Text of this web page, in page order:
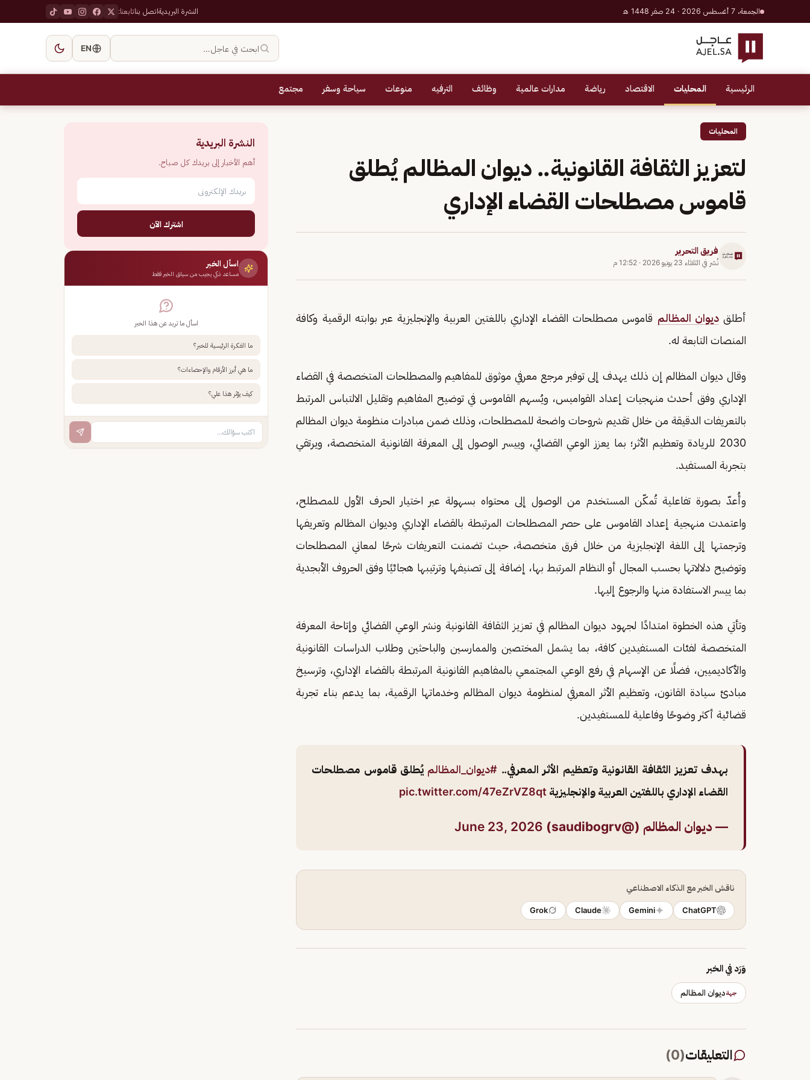
الجمعة، 7 أغسطس 2026 · 24 صفر 1448 هـ النشرة البريديةاتصل بناتابعنا:
ابحث في عاجل… EN
الرئيسية المحليات الاقتصاد رياضة مدارات عالمية وظائف الترفيه منوعات سياحة وسفر مجتمع
المحليات
لتعزيز الثقافة القانونية.. ديوان المظالم يُطلق
قاموس مصطلحات القضاء الإداري
فريق التحرير
نُشر في الثلاثاء 23 يونيو 2026 · 12:52 م
أطلقديوان المظالم قاموس مصطلحات القضاء الإداري باللغتين العربية والإنجليزية عبر بوابته الرقمية وكافة
المنصات التابعة له.
وقال ديوان المظالم إن ذلك يهدف إلى توفير مرجع معرفي موثوق للمفاهيم والمصطلحات المتخصصة في القضاء
الإداري وفق أحدث منهجيات إعداد القواميس، ويُسهم القاموس في توضيح المفاهيم وتقليل الالتباس المرتبط
بالتعريفات الدقيقة من خلال تقديم شروحات واضحة للمصطلحات، وذلك ضمن مبادرات منظومة ديوان المظالم
2030 للريادة وتعظيم الأثر؛ بما يعزز الوعي القضائي، وييسر الوصول إلى المعرفة القانونية المتخصصة، ويرتقي
بتجربة المستفيد.
وأُعدّ بصورة تفاعلية تُمكّن المستخدم من الوصول إلى محتواه بسهولة عبر اختيار الحرف الأول للمصطلح،
واعتمدت منهجية إعداد القاموس على حصر المصطلحات المرتبطة بالقضاء الإداري وديوان المظالم وتعريفها
وترجمتها إلى اللغة الإنجليزية من خلال فرق متخصصة، حيث تضمنت التعريفات شرحًا لمعاني المصطلحات
وتوضيح دلالاتها بحسب المجال أو النظام المرتبط بها، إضافة إلى تصنيفها وترتيبها هجائيًا وفق الحروف الأبجدية
بما ييسر الاستفادة منها والرجوع إليها.
وتأتي هذه الخطوة امتدادًا لجهود ديوان المظالم في تعزيز الثقافة القانونية ونشر الوعي القضائي وإتاحة المعرفة
المتخصصة لفئات المستفيدين كافة، بما يشمل المختصين والممارسين والباحثين وطلاب الدراسات القانونية
والأكاديميين، فضلًا عن الإسهام في رفع الوعي المجتمعي بالمفاهيم القانونية المرتبطة بالقضاء الإداري، وترسيخ
مبادئ سيادة القانون، وتعظيم الأثر المعرفي لمنظومة ديوان المظالم وخدماتها الرقمية، بما يدعم بناء تجربة
قضائية أكثر وضوحًا وفاعلية للمستفيدين.
بهدف تعزيز الثقافة القانونية وتعظيم الأثر المعرفي.. #ديوان_المظالم يُطلق قاموس مصطلحات
القضاء الإداري باللغتين العربية والإنجليزية pic.twitter.com/47eZrVZ8qt
— ديوان المظالم (@saudibogrv) June 23, 2026
ناقش الخبر مع الذكاء الاصطناعي
ChatGPT
Gemini
Claude
Grok
وَرَد في الخبر
جهةديوان المظالم
التعليقات(
0
)
النشرة البريدية
أهم الأخبار إلى بريدك كل صباح.
اشترك الآن
اسأل الخبر
مساعد ذكي يجيب من سياق الخبر فقط
اسأل ما تريد عن هذا الخبر
ما الفكرة الرئيسية للخبر؟
ما هي أبرز الأرقام والإحصاءات؟
كيف يؤثر هذا علي؟